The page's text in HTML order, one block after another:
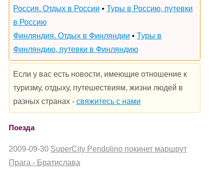
Россия. Отдых в России • Туры в Россию, путевки
в Россию
Финляндия. Отдых в Финляндии • Туры в
Финляндию, путевки в Финляндию
Если у вас есть новости, имеющие отношение к
туризму, отдыху, путешествиям, жизни людей в
разных странах - свяжитесь с нами
Поезда
2009-09-30 SuperCity Pendolino покинет маршрут
Прага - Братислава